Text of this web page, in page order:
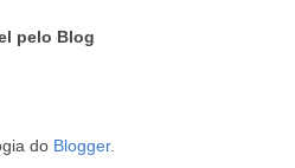
pelo Blog
do Blogger.